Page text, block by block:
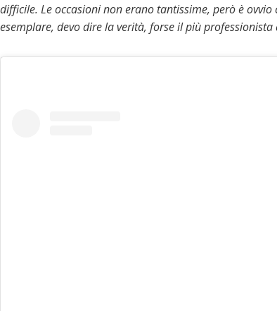
difficile. Le occasioni non erano tantissime, però è
esemplare, devo dire la verità, forse il più